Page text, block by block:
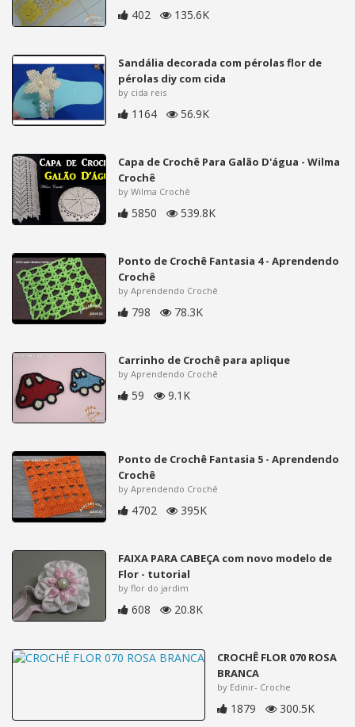
402 135.6K
Sandália decorada com pérolas flor de
pérolas diy com cida
by cida reis
1164 56.9K
Capa de Crochê Para Galão D'água - Wilma
Crochê
by Wilma Crochê
5850 539.8K
Ponto de Crochê Fantasia 4 - Aprendendo
Crochê
by Aprendendo Crochê
798 78.3K
Carrinho de Crochê para aplique
by Aprendendo Crochê
59 9.1K
Ponto de Crochê Fantasia 5 - Aprendendo
Crochê
by Aprendendo Crochê
4702 395K
FAIXA PARA CABEÇA com novo modelo de
Flor - tutorial
by flor do jardim
608 20.8K
CROCHÊ FLOR 070 ROSA
BRANCA
by Edinir- Croche
1879 300.5K